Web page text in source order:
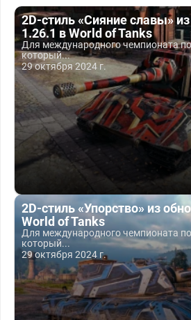
2D-стиль «Сияние славы»
1.26.1 в World of Tanks
Для международного чемпионата по
который...
29 октября 2024 г.
2D-стиль «Упорство» из
World of Tanks
Для международного чемпионата по
который...
29 октября 2024 г.